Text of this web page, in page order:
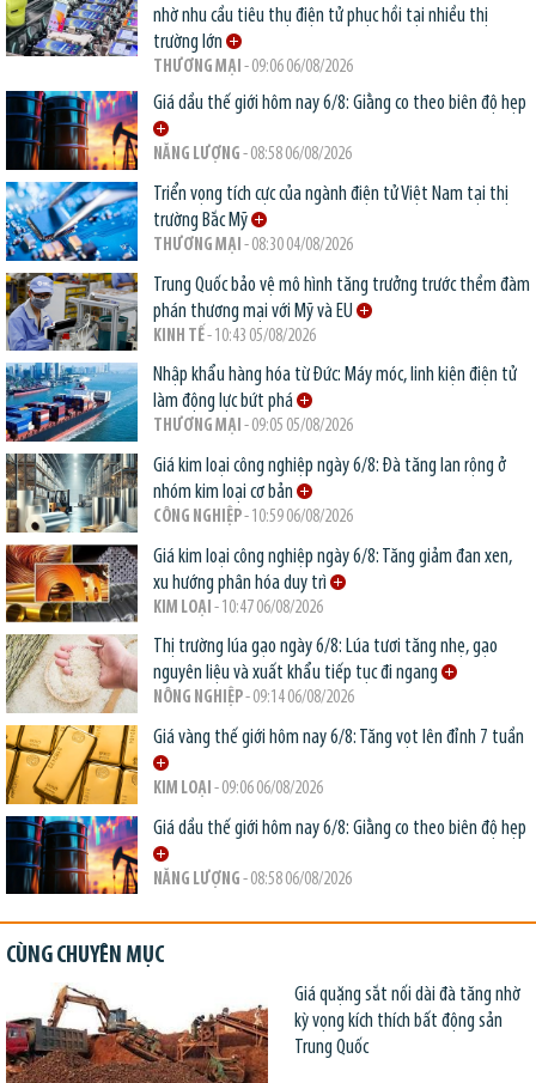
nhờ nhu cầu tiêu thụ điện tử phục hồi tại nhiều thị
trường lớn
THƯƠNG MẠI - 09:06 06/08/2026
Giá dầu thế giới hôm nay 6/8: Giằng co theo biên độ hẹp
NĂNG LƯỢNG - 08:58 06/08/2026
Triển vọng tích cực của ngành điện tử Việt Nam tại thị
trường Bắc Mỹ
THƯƠNG MẠI - 08:30 04/08/2026
Trung Quốc bảo vệ mô hình tăng trưởng trước thềm đàm
phán thương mại với Mỹ và EU
KINH TẾ- 10:43 05/08/2026
Nhập khẩu hàng hóa từ Đức: Máy móc, linh kiện điện tử
làm động lực bứt phá
THƯƠNG MẠI - 09:05 05/08/2026
Giá kim loại công nghiệp ngày 6/8: Đà tăng lan rộng ở
nhóm kim loại cơ bản
CÔNG NGHIỆP- 10:59 06/08/2026
Giá kim loại công nghiệp ngày 6/8: Tăng giảm đan xen,
xu hướng phân hóa duy trì
KIM LOẠI - 10:47 06/08/2026
Thị trường lúa gạo ngày 6/8: Lúa tươi tăng nhẹ, gạo
nguyên liệu và xuất khẩu tiếp tục đi ngang
NÔNG NGHIỆP- 09:14 06/08/2026
Giá vàng thế giới hôm nay 6/8: Tăng vọt lên đỉnh 7 tuần
KIM LOẠI - 09:06 06/08/2026
Giá dầu thế giới hôm nay 6/8: Giằng co theo biên độ hẹp
NĂNG LƯỢNG - 08:58 06/08/2026
CÙNG CHUYÊN MỤC
Giá quặng sắt nối dài đà tăng nhờ
kỳ vọng kích thích bất động sản
Trung Quốc